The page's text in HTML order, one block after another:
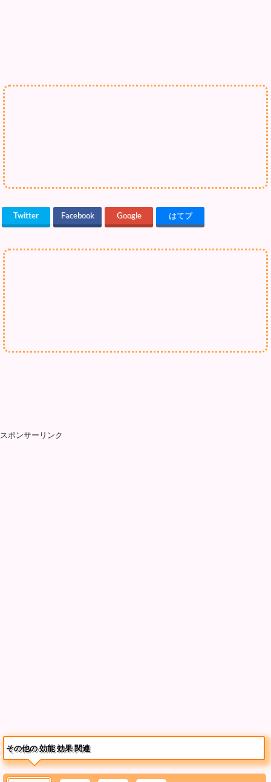
Twitter Facebook Google はてブ
スポンサーリンク
その他の 効能 効果 関連